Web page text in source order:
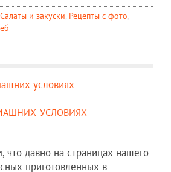
Салаты и закуски, Рецепты c фото,
условиях
что давно на страницах нашего
приготовленных в